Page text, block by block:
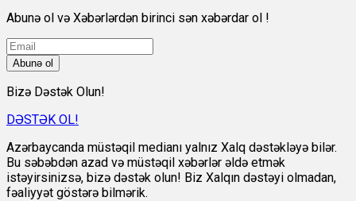
Abunə ol və Xəbərlərdən birinci sən xəbərdar ol !
Abunə ol
Bizə Dəstək Olun!
DƏSTƏK OL!
Azərbaycanda müstəqil medianı yalnız Xalq dəstəkləyə bilər.
Bu səbəbdən azad və müstəqil xəbərlər əldə etmək
istəyirsinizsə, bizə dəstək olun! Biz Xalqın dəstəyi olmadan,
fəaliyyət göstərə bilmərik.